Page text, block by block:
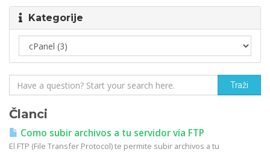
Kategorije
Članci
Como subir archivos a tu servidor vía FTP
El FTP (File Transfer Protocol) te permite subir archivos a tu